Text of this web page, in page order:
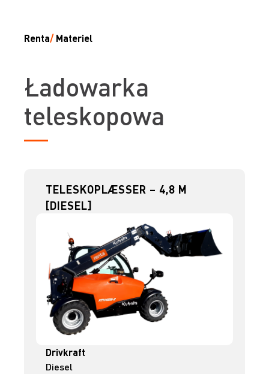
Renta/ Materiel
Ładowarka
teleskopowa
TELESKOPLÆSSER – 4,8 M
[DIESEL]
Drivkraft
Diesel